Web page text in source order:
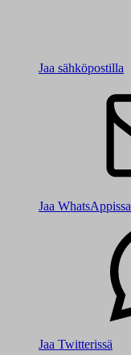
Jaa sähköpostilla
Jaa WhatsAppissa
Jaa Twitterissä